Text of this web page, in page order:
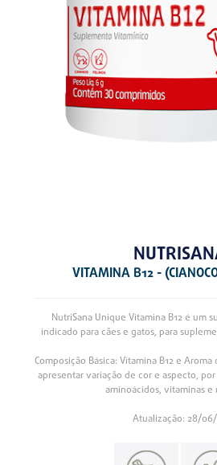
VITAMINA B12 -
NutriSana Unique Vitamina B12 é um
indicado para cães e gatos, para
Composição Básica: Vitamina B12 e
apresentar variação de cor e aspecto,
aminoácidos, vitaminas e
Atualização: 28/